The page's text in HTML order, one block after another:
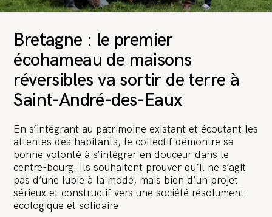
Bretagne : le premier
écohameau de maisons
réversibles va sortir de terre à
Saint-André-des-Eaux
En s’intégrant au patrimoine existant et écoutant les
attentes des habitants, le collectif démontre sa
bonne volonté à s’intégrer en douceur dans le
centre-bourg. Ils souhaitent prouver qu’il ne s’agit
pas d’une lubie à la mode, mais bien d’un projet
sérieux et constructif vers une société résolument
écologique et solidaire.
🚨 L’heure est grave. Une
multinationale tente d’anéantir La
Relève et La Peste 🤯